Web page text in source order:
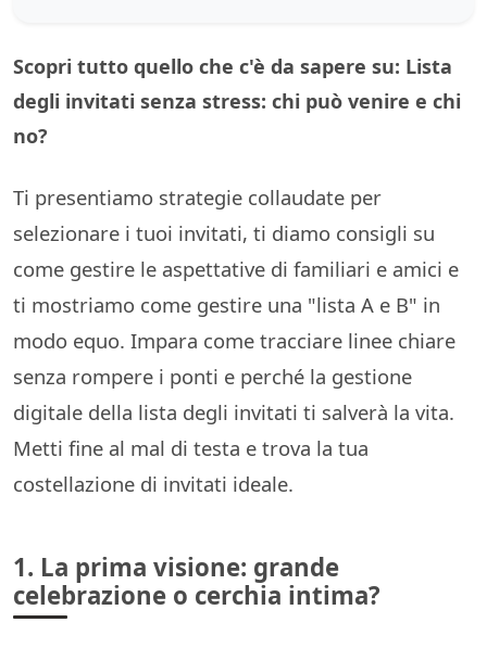
Scopri tutto quello che c'è da sapere su: Lista
degli invitati senza stress: chi può venire e chi
no?
Ti presentiamo strategie collaudate per
selezionare i tuoi invitati, ti diamo consigli su
come gestire le aspettative di familiari e amici e
ti mostriamo come gestire una "lista A e B" in
modo equo. Impara come tracciare linee chiare
senza rompere i ponti e perché la gestione
digitale della lista degli invitati ti salverà la vita.
Metti fine al mal di testa e trova la tua
costellazione di invitati ideale.
1. La prima visione: grande
celebrazione o cerchia intima?